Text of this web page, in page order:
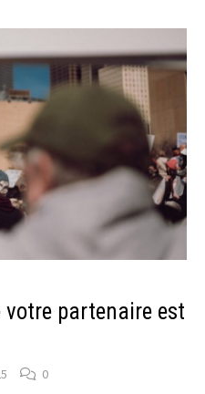
votre partenaire est
0